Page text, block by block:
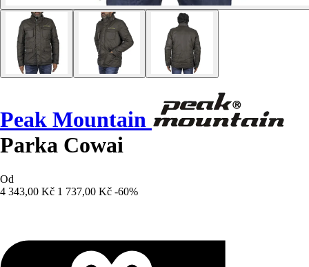
Peak Mountain
Parka Cowai
Od
4 343,00 Kč 1 737,00 Kč -60%